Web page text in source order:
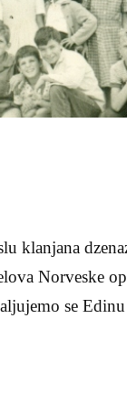
klanjana
Norveske
se